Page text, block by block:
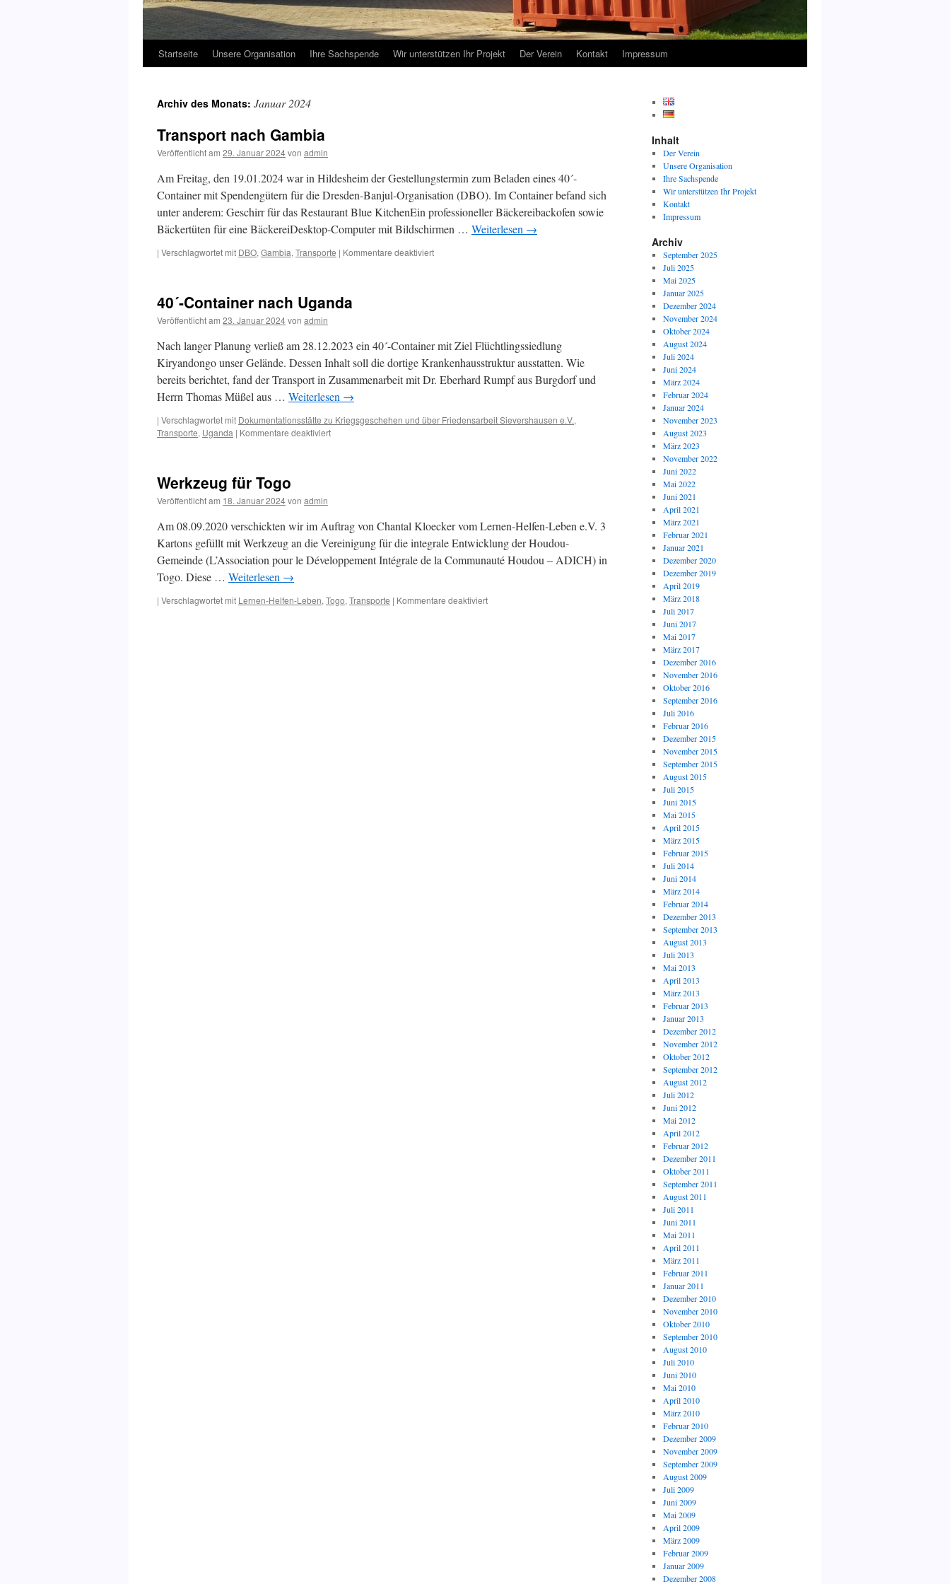
Startseite Unsere Organisation Ihre Sachspende Wir unterstützen Ihr Projekt Der Verein Kontakt Impressum
Archiv des Monats: Januar 2024
Transport nach Gambia
Veröffentlicht am 29. Januar 2024von admin
Am Freitag, den 19.01.2024 war in Hildesheim der Gestellungstermin zum Beladen eines 40´-
Container mit Spendengütern für die Dresden-Banjul-Organisation (DBO). Im Container befand sich
unter anderem: Geschirr für das Restaurant Blue KitchenEin professioneller Bäckereibackofen sowie
Bäckertüten für eine BäckereiDesktop-Computer mit Bildschirmen … Weiterlesen →
| Verschlagwortet mit DBO, Gambia, Transporte | Kommentare deaktiviertfür
40´-Container nach Uganda
Veröffentlicht am 23. Januar 2024von admin
Nach langer Planung verließ am 28.12.2023 ein 40´-Container mit Ziel Flüchtlingssiedlung
Kiryandongo unser Gelände. Dessen Inhalt soll die dortige Krankenhausstruktur ausstatten. Wie
bereits berichtet, fand der Transport in Zusammenarbeit mit Dr. Eberhard Rumpf aus Burgdorf und
Herrn Thomas Müßel aus … Weiterlesen →
| Verschlagwortet mit Dokumentationsstätte zu Kriegsgeschehen und über Friedensarbeit Sievershausen e.V.,
Transporte, Uganda | Kommentare deaktiviertfür
Werkzeug für Togo
Veröffentlicht am 18. Januar 2024von admin
Am 08.09.2020 verschickten wir im Auftrag von Chantal Kloecker vom Lernen-Helfen-Leben e.V. 3
Kartons gefüllt mit Werkzeug an die Vereinigung für die integrale Entwicklung der Houdou-
Gemeinde (L’Association pour le Développement Intégrale de la Communauté Houdou – ADICH) in
Togo. Diese … Weiterlesen →
| Verschlagwortet mit Lernen-Helfen-Leben, Togo, Transporte | Kommentare deaktiviertfür
Inhalt
Der Verein
Unsere Organisation
Ihre Sachspende
Wir unterstützen Ihr Projekt
Kontakt
Impressum
Archiv
September 2025
Juli 2025
Mai 2025
Januar 2025
Dezember 2024
November 2024
Oktober 2024
August 2024
Juli 2024
Juni 2024
März 2024
Februar 2024
Januar 2024
November 2023
August 2023
März 2023
November 2022
Juni 2022
Mai 2022
Juni 2021
April 2021
März 2021
Februar 2021
Januar 2021
Dezember 2020
Dezember 2019
April 2019
März 2018
Juli 2017
Juni 2017
Mai 2017
März 2017
Dezember 2016
November 2016
Oktober 2016
September 2016
Juli 2016
Februar 2016
Dezember 2015
November 2015
September 2015
August 2015
Juli 2015
Juni 2015
Mai 2015
April 2015
März 2015
Februar 2015
Juli 2014
Juni 2014
März 2014
Februar 2014
Dezember 2013
September 2013
August 2013
Juli 2013
Mai 2013
April 2013
März 2013
Februar 2013
Januar 2013
Dezember 2012
November 2012
Oktober 2012
September 2012
August 2012
Juli 2012
Juni 2012
Mai 2012
April 2012
Februar 2012
Dezember 2011
Oktober 2011
September 2011
August 2011
Juli 2011
Juni 2011
Mai 2011
April 2011
März 2011
Februar 2011
Januar 2011
Dezember 2010
November 2010
Oktober 2010
September 2010
August 2010
Juli 2010
Juni 2010
Mai 2010
April 2010
März 2010
Februar 2010
Dezember 2009
November 2009
September 2009
August 2009
Juli 2009
Juni 2009
Mai 2009
April 2009
März 2009
Februar 2009
Januar 2009
Dezember 2008